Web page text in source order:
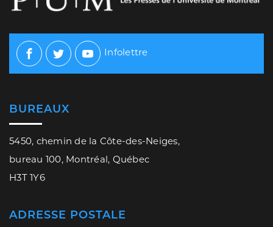
Facebook
TwitterYoutube
Infolettre
BUREAUX
5450, chemin de la Côte-des-Neiges,
bureau 100, Montréal, Québec
H3T 1Y6
ADRESSE POSTALE